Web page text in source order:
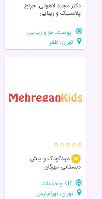
دکتر مجید لاهوتی، جراح
پلاستیک و زیبایی
پوست، مو و زیبایی
تهران، ظفر
مهدکودک و پیش
دبستانی مهرگان
کالا و خدمات
تهران، تهرانپارس